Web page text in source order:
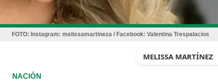
FOTO: Instagram: melissamartineza / Facebook: Valentina Trespalacios
MELISSA MARTÍNEZ
NACIÓN